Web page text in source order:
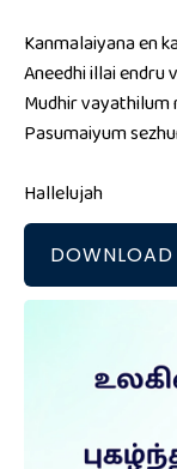
Kanmalaiyana en
Aneedhi illai endru
Mudhir vayathilum
Pasumaiyum
Hallelujah
DOWNLOAD